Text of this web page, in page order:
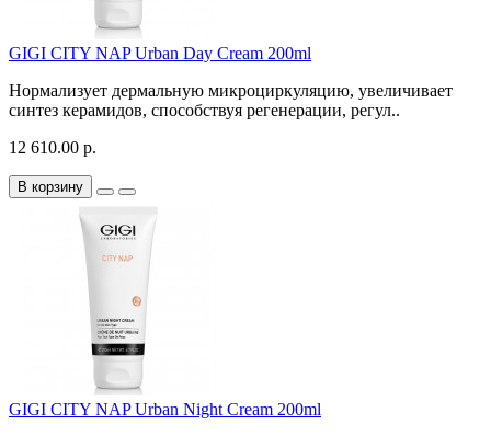
GIGI CITY NAP Urban Day Cream 200ml
Нормализует дермальную микроциркуляцию, увеличивает
синтез керамидов, способствуя регенерации, регул..
12 610.00 р.
В корзину
GIGI CITY NAP Urban Night Cream 200ml